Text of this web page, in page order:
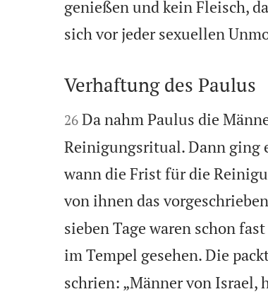
genießen und kein Fleisch,
sich vor jeder sexuellen

Verhaftung des Paulus

26 Da nahm Paulus die
Reinigungsritual. Dann ging
wann die Frist für die
von ihnen das
sieben Tage waren schon
im Tempel gesehen. Die
schrien: „Männer von Israel,